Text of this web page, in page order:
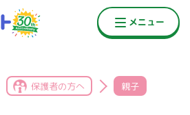
保護者の方へ 親子